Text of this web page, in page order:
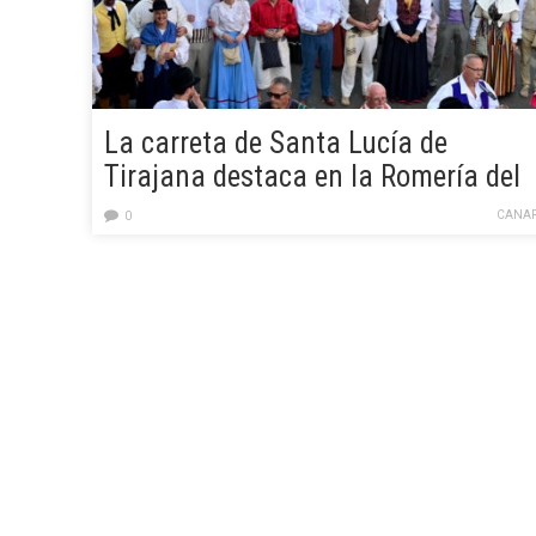
La carreta de Santa Lucía de
Tirajana destaca en la Romería del
Pino por poner en valor la cultura
0